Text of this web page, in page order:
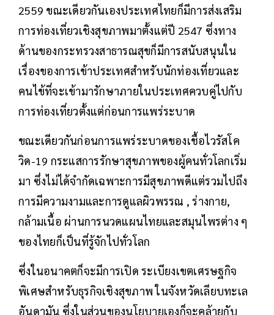
2559 ขณะเดียวกันเองประเทศไทยก็มีการส่งเสริม
การท่องเที่ยวเชิงสุขภาพมาตั้งแต่ปี 2547 ซึ่งทาง
ด้านของกระทรวงสาธารณสุขก็มีการสนับสนุนใน
เรื่องของการเข้าประเทศสำหรับนักท่องเที่ยวและ
คนไข้ที่จะเข้ามารักษาภายในประเทศควบคู่ไปกับ
การท่องเที่ยวตั้งแต่ก่อนการแพร่ระบาด
ขณะเดียวกันก่อนการแพร่ระบาดของเชื้อไวรัสโค
วิด-19 กระแสการรักษาสุขภาพของผู้คนทั่วโลกเริ่ม
มา ซึ่งไม่ได้จำกัดเฉพาะการมีสุขภาพดีแต่รวมไปถึง
การมีความงามและการดูแลผิวพรรณ , ร่างกาย,
กล้ามเนื้อ ผ่านการนวดแผนไทยและสมุนไพรต่าง ๆ
ของไทยก็เป็นที่รู้จักไปทั่วโลก
ซึ่งในอนาคตก็จะมีการเปิด ระเบียงเขตเศรษฐกิจ
พิเศษสำหรับธุรกิจเชิงสุขภาพ ในจังหวัดเลียบทะเล
อันดามัน ซึ่งในส่วนของนโยบายเองก็จะคล้ายกับ